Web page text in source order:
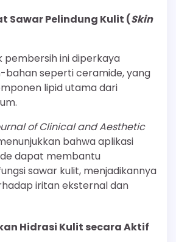
Sawar Pelindung Kulit (Skin
pembersih ini diperkaya
bahan seperti ceramide, yang
lipid utama dari
of Clinical and Aesthetic
bahwa aplikasi
dapat membantu
sawar kulit, menjadikannya
iritan eksternal dan
Hidrasi Kulit secara Aktif